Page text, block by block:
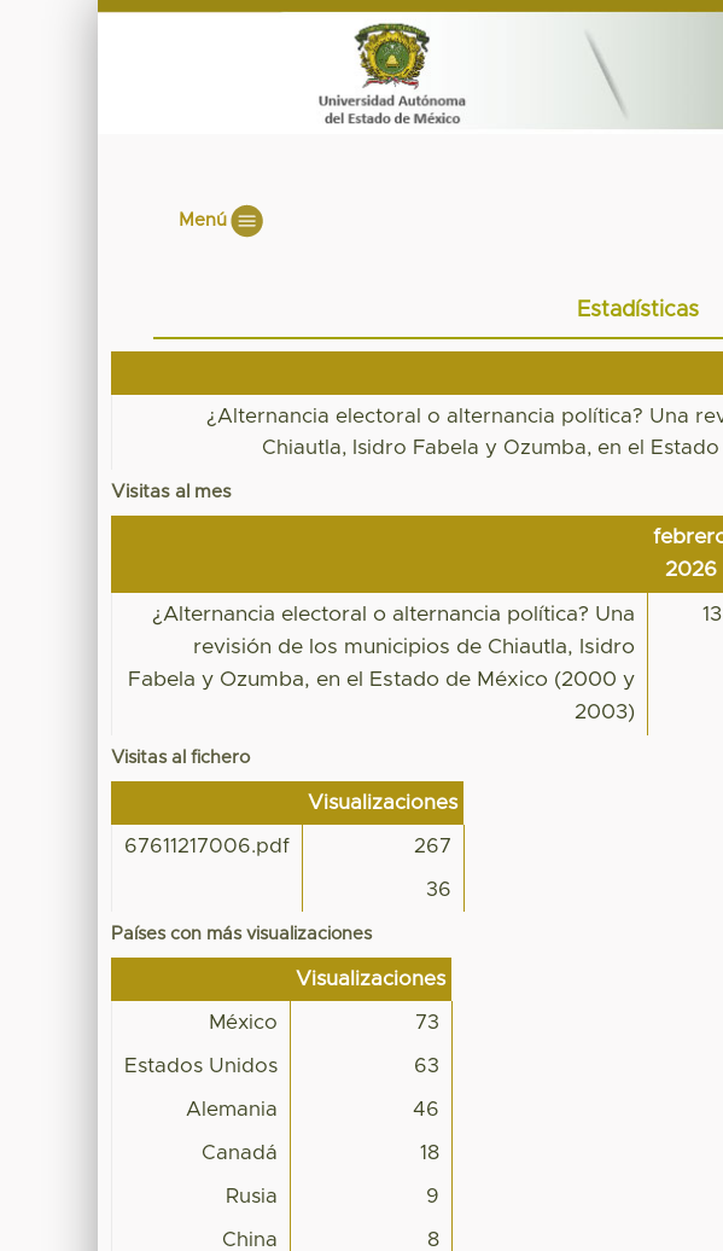
Menú
Estadísticas
¿Alternancia electoral o alternancia política? Una
Chiautla, Isidro Fabela y Ozumba, en el
Visitas al mes
2026
¿Alternancia electoral o alternancia política? Una
revisión de los municipios de Chiautla, Isidro
Fabela y Ozumba, en el Estado de México (2000 y
2003)
13
Visitas al fichero
Visualizaciones
67611217006.pdf 267
36
Países con más visualizaciones
Visualizaciones
México 73
Estados Unidos 63
Alemania 46
Canadá 18
Rusia 9
China 8